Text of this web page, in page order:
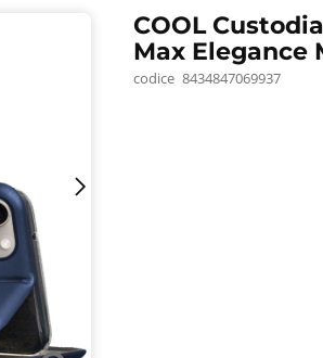
COOL
Max Elegance
codice 8434847069937